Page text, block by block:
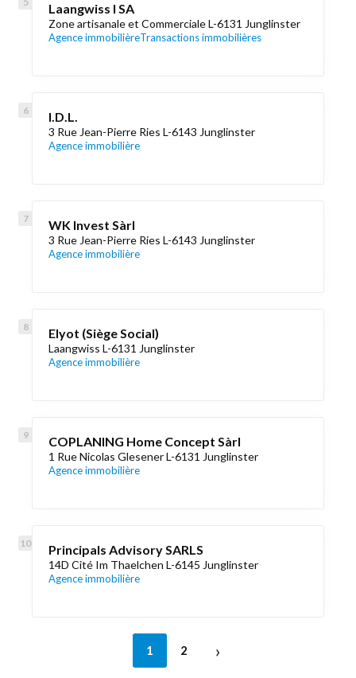
Laangwiss I SA
Zone artisanale et Commerciale L-6131 Junglinster
Agence immobilièreTransactions immobilières
I.D.L.
3 Rue Jean-Pierre Ries L-6143 Junglinster
Agence immobilière
WK Invest Sàrl
3 Rue Jean-Pierre Ries L-6143 Junglinster
Agence immobilière
Elyot (Siège Social)
Laangwiss L-6131 Junglinster
Agence immobilière
COPLANING Home Concept Sàrl
1 Rue Nicolas Glesener L-6131 Junglinster
Agence immobilière
Principals Advisory SARLS
14D Cité Im Thaelchen L-6145 Junglinster
Agence immobilière
1 2 ›